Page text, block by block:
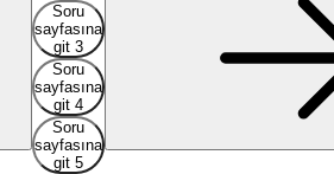
Soru
sayfasına
git 3
Soru
sayfasına
git 4
Soru
sayfasına
git 5